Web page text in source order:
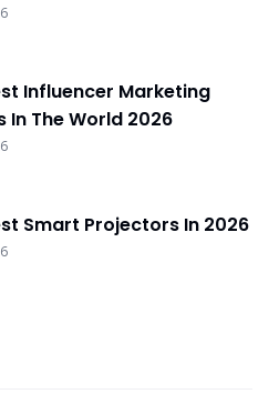
Influencer Marketing
In The World 2026
Smart Projectors In 2026